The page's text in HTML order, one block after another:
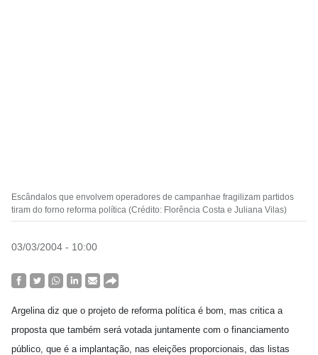
Escândalos que envolvem operadores de campanhae fragilizam partidos
tiram do forno reforma política (Crédito: Florência Costa e Juliana Vilas)
03/03/2004 - 10:00
Argelina diz que o projeto de reforma política é bom, mas critica a
proposta que também será votada juntamente com o financiamento
público, que é a implantação, nas eleições proporcionais, das listas